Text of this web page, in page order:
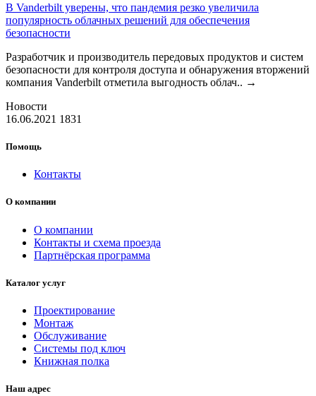
В Vanderbilt уверены, что пандемия резко увеличила
популярность облачных решений для обеспечения
безопасности
Разработчик и производитель передовых продуктов и систем
безопасности для контроля доступа и обнаружения вторжений
компания Vanderbilt отметила выгодность облач.. →
Новости
16.06.2021 1831
Помощь
Контакты
О компании
О компании
Контакты и схема проезда
Партнёрская программа
Каталог услуг
Проектирование
Монтаж
Обслуживание
Системы под ключ
Книжная полка
Наш адрес